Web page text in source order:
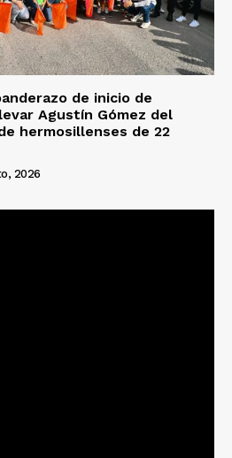
de inicio de
Agustín Gómez del
hermosillenses de 22
2026